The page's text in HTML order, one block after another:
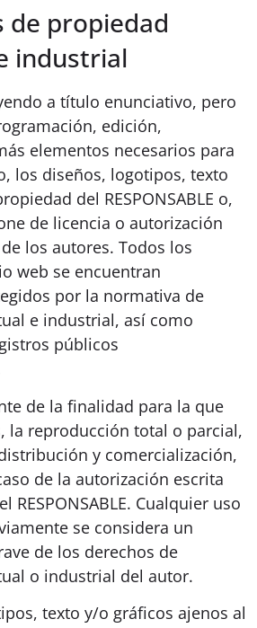
de propiedad
industrial
a título enunciativo, pero
edición,
elementos necesarios para
los diseños, logotipos, texto
del RESPONSABLE o,
de licencia o autorización
los autores. Todos los
web se encuentran
por la normativa de
e industrial, así como
públicos
de la finalidad para la que
la reproducción total o parcial,
y comercialización,
de la autorización escrita
RESPONSABLE. Cualquier uso
se considera un
de los derechos de
o industrial del autor.
texto y/o gráficos ajenos al